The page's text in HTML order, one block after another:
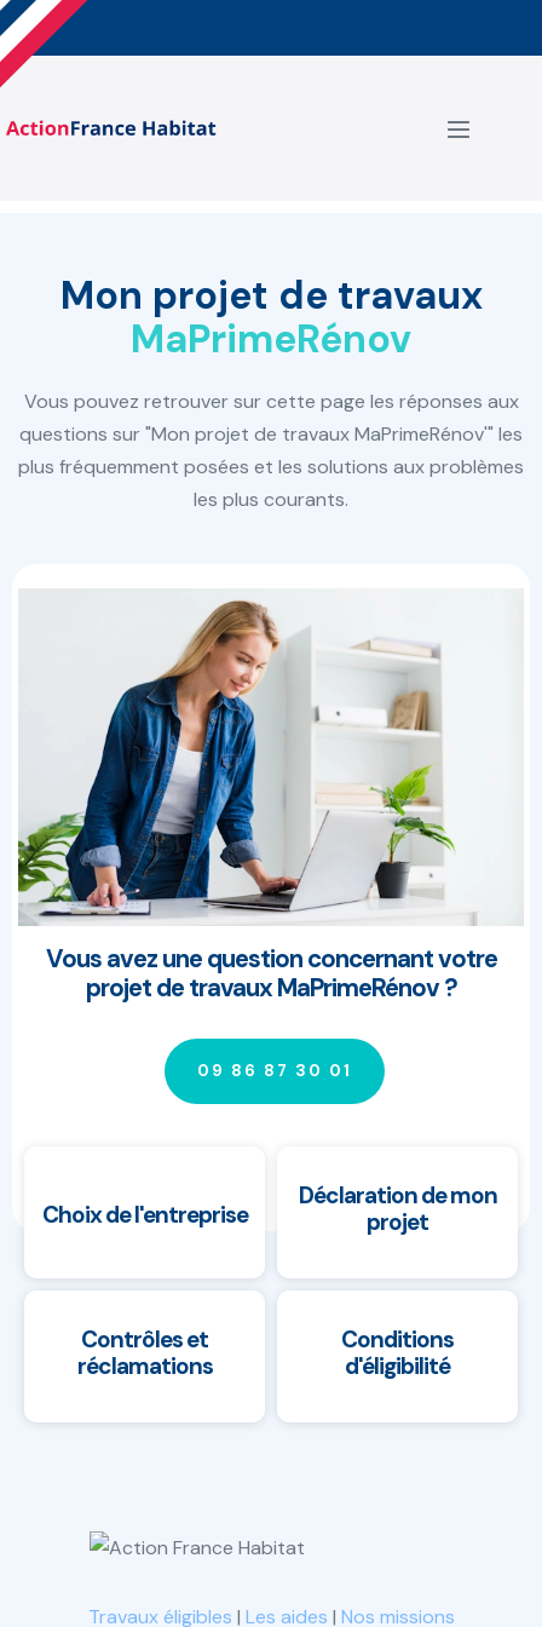
Aller
au
contenu
Mon projet de travaux
MaPrimeRénov
Vous pouvez retrouver sur cette page les réponses aux
questions sur "Mon projet de travaux MaPrimeRénov'" les
plus fréquemment posées et les solutions aux problèmes
les plus courants.
Vous avez une question concernant votre
projet de travaux MaPrimeRénov ?
09 86 87 30 01
Choix de l'entreprise
Déclaration de mon
projet
Contrôles et
réclamations
Conditions
d'éligibilité
Travaux éligibles | Les aides | Nos missions